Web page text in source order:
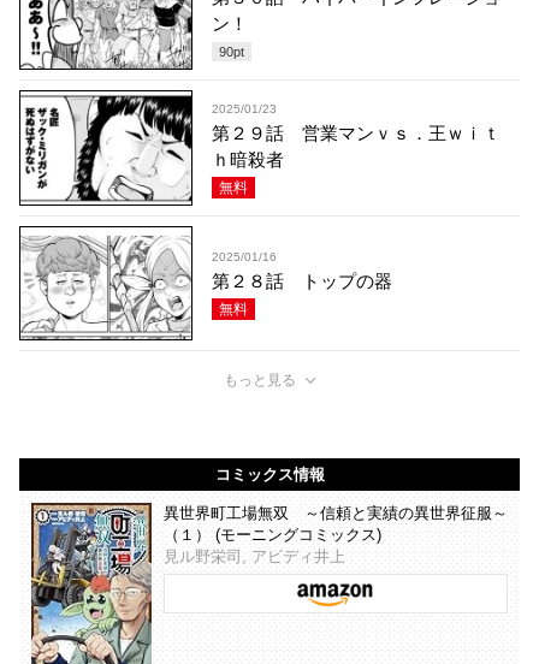
ン！
90pt
2025/01/23
第２９話 営業マンｖｓ．王ｗｉｔ
ｈ暗殺者
無料
2025/01/16
第２８話 トップの器
無料
もっと見る
コミックス情報
異世界町工場無双 ～信頼と実績の異世界征服～
（１） (モーニングコミックス)
見ル野栄司, アビディ井上